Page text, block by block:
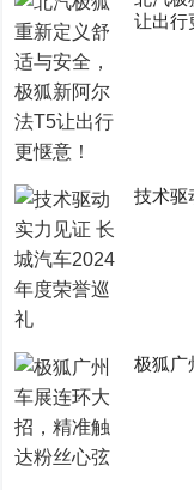
让出行
技术驱
极狐广